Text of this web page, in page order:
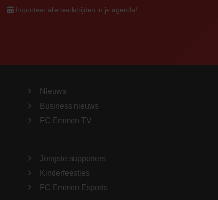
Importeer alle wedstrijden in je agenda!
Nieuws
Business nieuws
FC Emmen TV
Jongste supporters
Kinderfeestjes
FC Emmen Esports